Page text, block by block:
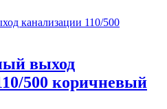
выход
500 коричневый